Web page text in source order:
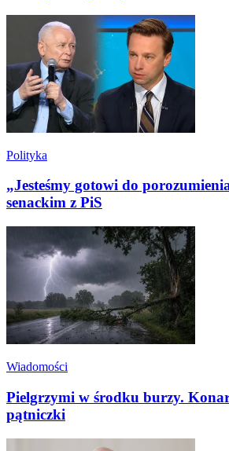
Polityka
„Jesteśmy gotowi do
senackim z PiS
Wiadomości
Pielgrzymi w środku burzy.
pątniczki